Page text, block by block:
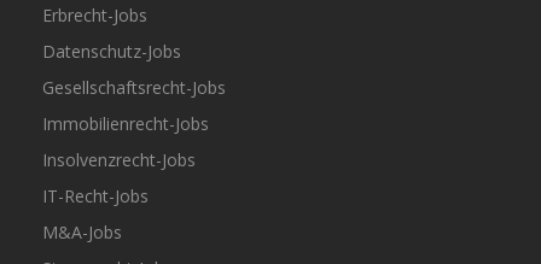
Erbrecht-Jobs
Datenschutz-Jobs
Gesellschaftsrecht-Jobs
Immobilienrecht-Jobs
Insolvenzrecht-Jobs
IT-Recht-Jobs
M&A-Jobs